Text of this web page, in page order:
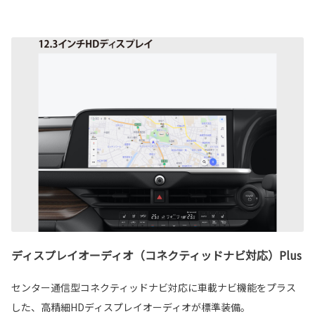
ディスプレイオーディオ（コネクティッドナビ対応）Plus
センター通信型コネクティッドナビ対応に車載ナビ機能をプラス
した、高精細HDディスプレイオーディオが標準装備。